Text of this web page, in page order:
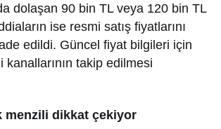
dolaşan 90 bin TL veya 120 bin TL
ise resmi satış fiyatlarını
edildi. Güncel fiyat bilgileri için
kanallarının takip edilmesi
menzili dikkat çekiyor